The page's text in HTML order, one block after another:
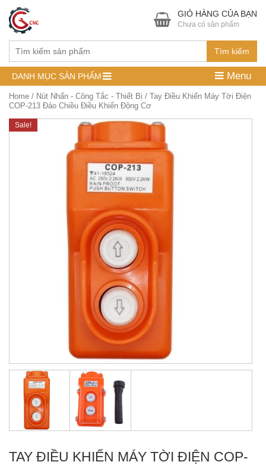
Tìm kiếm
GIỎ HÀNG CỦA BẠN
Chưa có sản phẩm
DANH MỤC SẢN PHẨM Menu
Home / Nút Nhấn - Công Tắc - Thiết Bị / Tay Điều Khiển Máy Tời Điện
COP-213 Đảo Chiều Điều Khiển Động Cơ
Sale!
TAY ĐIỀU KHIỂN MÁY TỜI ĐIỆN COP-